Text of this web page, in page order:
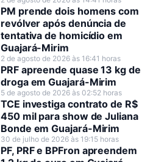
PM prende dois homens com
revólver após denúncia de
tentativa de homicídio em
Guajará-Mirim
2 de agosto de 2026 às 16:41 horas
PRF apreende quase 13 kg de
droga em Guajará-Mirim
5 de agosto de 2026 às 02:52 horas
TCE investiga contrato de R$
450 mil para show de Juliana
Bonde em Guajará-Mirim
30 de julho de 2026 às 19:15 horas
PF, PRF e BPFron apreendem